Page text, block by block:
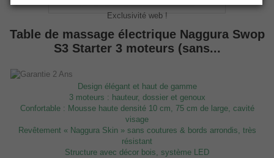
Exclusivité web !
Table de massage électrique Naggura Swop
S3 Starter 3 moteurs (sans...
Design élégant et haut de gamme
3 moteurs : hauteur, dossier et genoux
Confortable : Mousse haute densité 10 cm, 75 cm de large, cavité
visage
Revêtement « Naggura Skin » sans coutures & bords arrondis, très
résistant
Structure avec décor bois, système LED